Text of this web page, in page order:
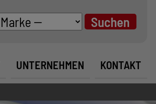
UNTERNEHMEN KONTAKT